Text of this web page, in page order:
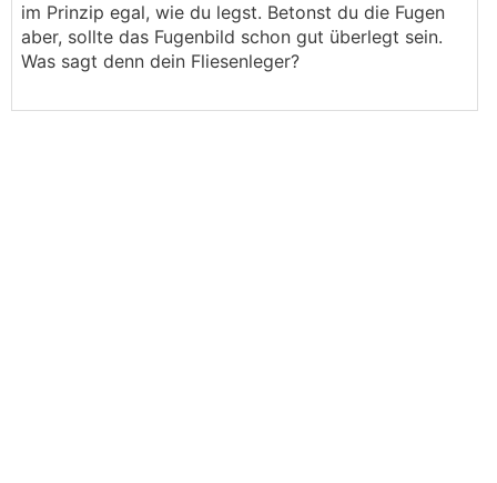
im Prinzip egal, wie du legst. Betonst du die Fugen
aber, sollte das Fugenbild schon gut überlegt sein.
Was sagt denn dein Fliesenleger?